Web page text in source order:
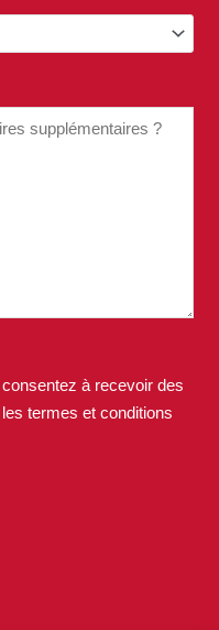
à recevoir des
termes et conditions